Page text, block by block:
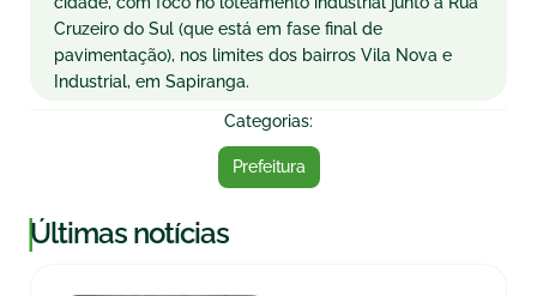
Cruzeiro do Sul (que está em fase final de
pavimentação), nos limites dos bairros Vila Nova e
Industrial, em Sapiranga.
Categorias:
Prefeitura
|Últimas notícias